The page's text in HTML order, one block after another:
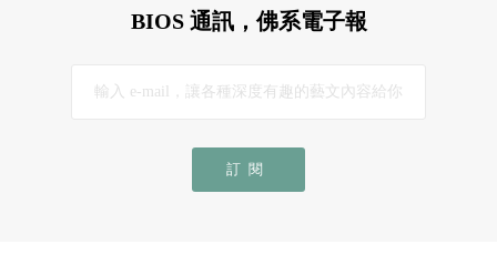
BIOS 通訊，佛系電子報
訂閱